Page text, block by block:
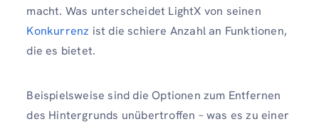
macht. Was unterscheidet LightX von seinen
Konkurrenz ist die schiere Anzahl an Funktionen,
die es bietet.
Beispielsweise sind die Optionen zum Entfernen
des Hintergrunds unübertroffen – was es zu einer